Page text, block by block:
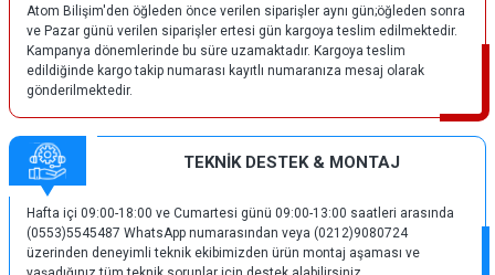
Atom Bilişim'den öğleden önce verilen siparişler aynı gün;öğleden sonra
ve Pazar günü verilen siparişler ertesi gün kargoya teslim edilmektedir.
Kampanya dönemlerinde bu süre uzamaktadır. Kargoya teslim
edildiğinde kargo takip numarası kayıtlı numaranıza mesaj olarak
gönderilmektedir.
TEKNİK DESTEK & MONTAJ
Hafta içi 09:00-18:00 ve Cumartesi günü 09:00-13:00 saatleri arasında
(0553)5545487 WhatsApp numarasından veya (0212)9080724
üzerinden deneyimli teknik ekibimizden ürün montaj aşaması ve